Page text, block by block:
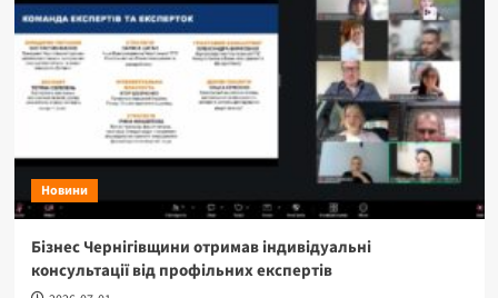
Новини
Бізнес Чернігівщини отримав індивідуальні
консультації від профільних експертів